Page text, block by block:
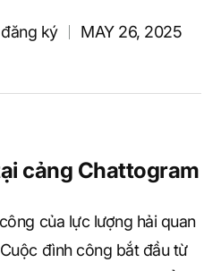
ký MAY 26, 2025
cảng Chattogram
của lực lượng hải quan
đình công bắt đầu từ